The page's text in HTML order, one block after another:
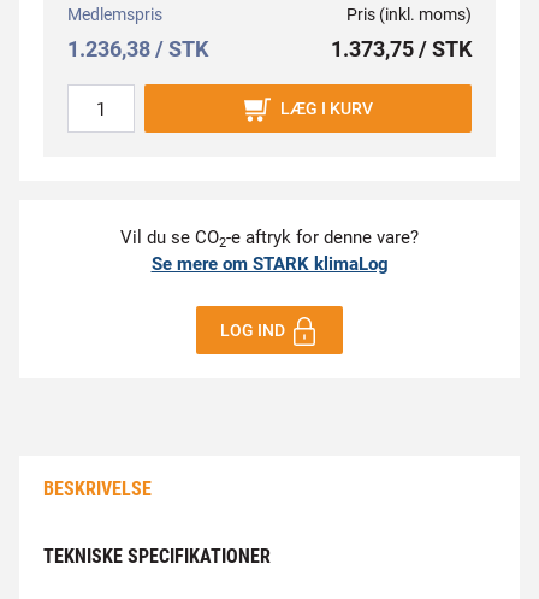
Medlemspris
1.236,38 / STK
Pris (inkl. moms)
1.373,75 / STK
LÆG I KURV
Vil du se CO2-e aftryk for denne vare?
Se mere om STARK klimaLog
LOG IND
BESKRIVELSE
TEKNISKE SPECIFIKATIONER